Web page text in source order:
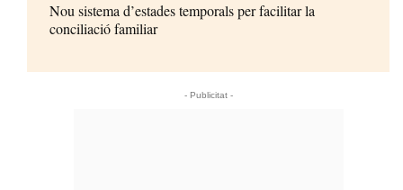
Nou sistema d’estades temporals per facilitar la
conciliació familiar
- Publicitat -